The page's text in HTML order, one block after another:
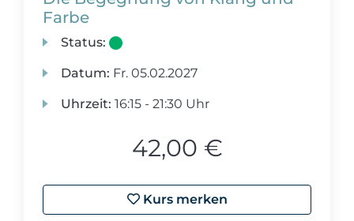
Farbe
Status:
Datum: Fr. 05.02.2027
Uhrzeit: 16:15 - 21:30 Uhr
42,00 €
Kurs merken